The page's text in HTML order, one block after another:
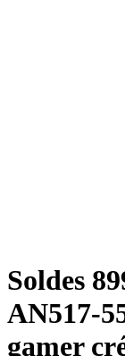
Soldes
AN517-
gamer